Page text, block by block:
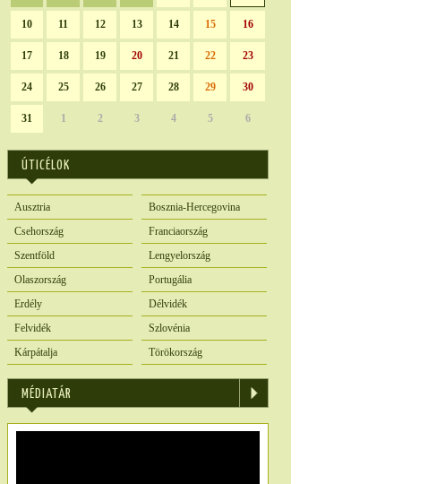
10 11 12 13 14 15 16
17 18 19 20 21 22 23
24 25 26 27 28 29 30
31 1 2 3 4 5 6
ÚTICÉLOK
Ausztria
Bosznia-Hercegovina
Csehország
Franciaország
Szentföld
Lengyelország
Olaszország
Portugália
Erdély
Délvidék
Felvidék
Szlovénia
Kárpátalja
Törökország
MÉDIATÁR